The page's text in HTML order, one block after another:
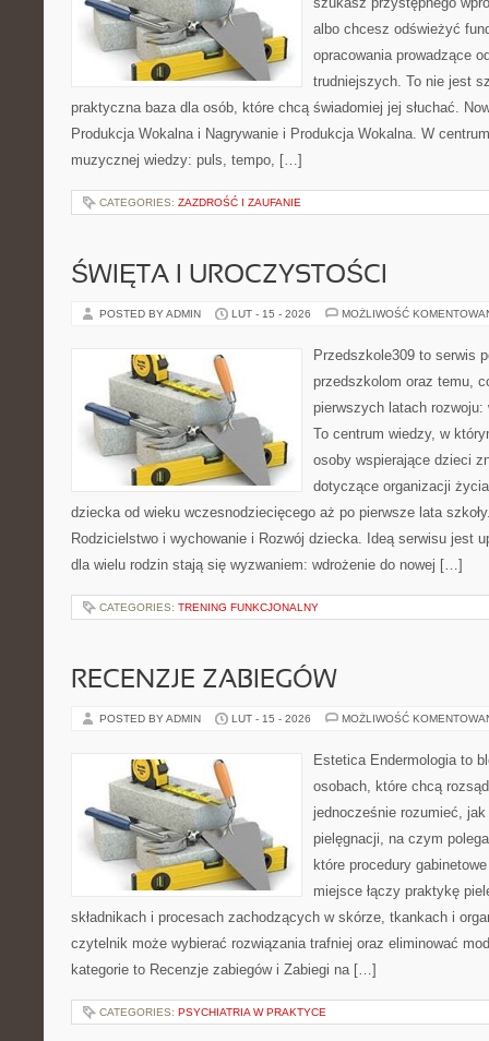
albo chcesz odświeżyć
opracowania prowadzące
trudniejszych. To nie jest
praktyczna baza dla osób, które chcą świadomiej jej słuchać.
Produkcja Wokalna i Nagrywanie i Produkcja Wokalna. W
muzycznej wiedzy: puls, tempo, […]
CATEGORIES: ZAZDROŚĆ I ZAUFANIE
ŚWIĘTA I UROCZYSTOŚCI
POSTED BY ADMIN LUT - 15 - 2026 MOŻLIWOŚĆ
Przedszkole309 to serwis
przedszkolom oraz temu,
pierwszych latach
To centrum wiedzy, w
osoby wspierające dzieci
dotyczące organizacji
dziecka od wieku wczesnodziecięcego aż po pierwsze lata
Rodzicielstwo i wychowanie i Rozwój dziecka. Ideą serwisu jest
dla wielu rodzin stają się wyzwaniem: wdrożenie do nowej […]
CATEGORIES: TRENING FUNKCJONALNY
RECENZJE ZABIEGÓW
POSTED BY ADMIN LUT - 15 - 2026 MOŻLIWOŚĆ
Estetica Endermologia to
osobach, które chcą
jednocześnie rozumieć, jak
pielęgnacji, na czym
które procedury
miejsce łączy praktykę
składnikach i procesach zachodzących w skórze, tkankach i
czytelnik może wybierać rozwiązania trafniej oraz eliminować
kategorie to Recenzje zabiegów i Zabiegi na […]
CATEGORIES: PSYCHIATRIA W PRAKTYCE